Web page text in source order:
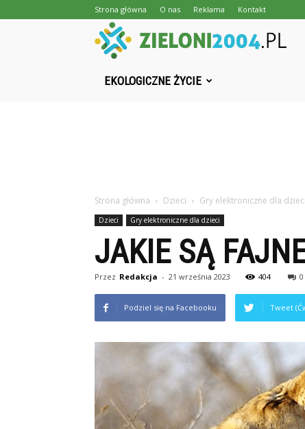
Strona główna O nas Reklama Kontakt
EKOLOGICZNE ŻYCIE
Strona główna Dzieci Gry elektroniczne dla dzieci
Dzieci Gry elektroniczne dla dzieci
JAKIE SĄ
Przez Redakcja - 21 września 2023 404 0
Podziel się na Facebooku Tweet